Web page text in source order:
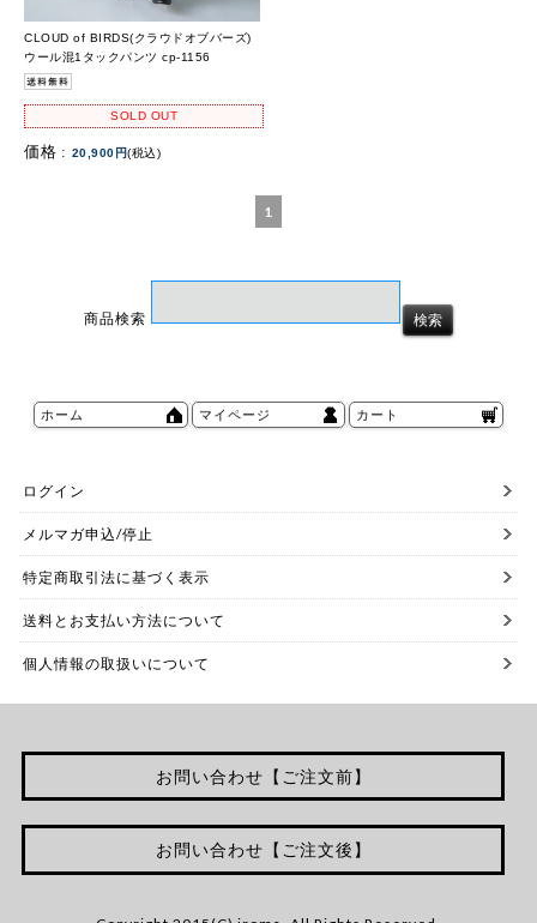
CLOUD of BIRDS(クラウドオブバーズ)
ウール混1タックパンツ cp-1156
SOLD OUT
価格 : 20,900円(税込)
1
商品検索
ホーム マイページ カート
ログイン
メルマガ申込/停止
特定商取引法に基づく表示
送料とお支払い方法について
個人情報の取扱いについて
お問い合わせ【ご注文前】
お問い合わせ【ご注文後】